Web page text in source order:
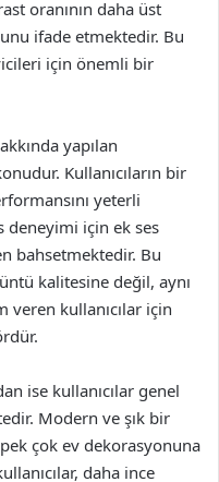
oranının daha üst
ifade etmektedir. Bu
için önemli bir
yapılan
Kullanıcıların bir
yeterli
deneyimi için ek ses
bahsetmektedir. Bu
kalitesine değil, aynı
veren kullanıcılar için
ise kullanıcılar genel
Modern ve şık bir
çok ev dekorasyonuna
daha ince